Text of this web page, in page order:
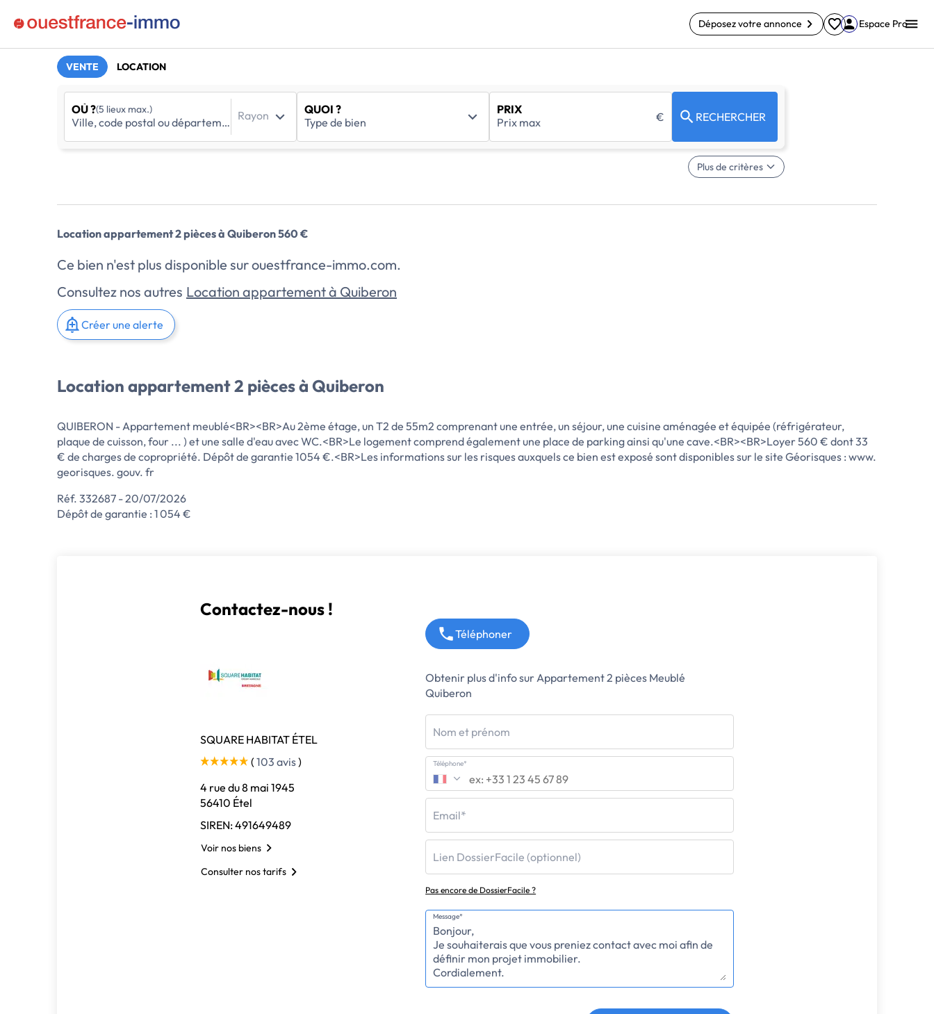
Déposez votre annonce Espace Pro
VENTE LOCATION
OÙ ?(5 lieux max.) Rayon QUOI ? PRIX
€ RECHERCHER
Plus de critères
Location appartement 2 pièces à Quiberon 560 €
Ce bien n'est plus disponible sur ouestfrance-immo.com.
Consultez nos autres Location appartement à Quiberon
Créer une alerte
Location appartement 2 pièces à Quiberon
QUIBERON - Appartement meublé<BR><BR>Au 2ème étage, un T2 de 55m2 comprenant une entrée, un séjour, une cuisine aménagée et équipée (réfrigérateur,
plaque de cuisson, four ... ) et une salle d'eau avec WC.<BR>Le logement comprend également une place de parking ainsi qu'une cave.<BR><BR>Loyer 560 € dont 33
€ de charges de copropriété. Dépôt de garantie 1054 €.<BR>Les informations sur les risques auxquels ce bien est exposé sont disponibles sur le site Géorisques : www.
georisques. gouv. fr
Réf. 332687 - 20/07/2026
Dépôt de garantie : 1 054 €
Contactez-nous !
SQUARE HABITAT ÉTEL
( 103 avis)
4 rue du 8 mai 1945
56410 Étel
SIREN: 491649489
Voir nos biens
Consulter nos tarifs
Téléphoner
Obtenir plus d'info sur Appartement 2 pièces Meublé
Quiberon
Nom et prénom
Téléphone*
Email*
Lien DossierFacile (optionnel)
Pas encore de DossierFacile ?
Message*